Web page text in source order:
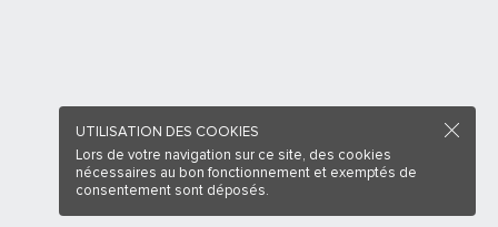
UTILISATION DES COOKIES
Lors de votre navigation sur ce site, des cookies
nécessaires au bon fonctionnement et exemptés de
consentement sont déposés.